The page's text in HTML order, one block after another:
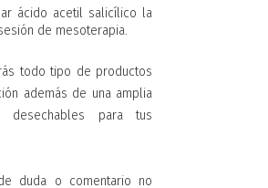
ácido acetil salicílico la
de mesoterapia.
todo tipo de productos
además de una amplia
desechables para tus
duda o comentario no